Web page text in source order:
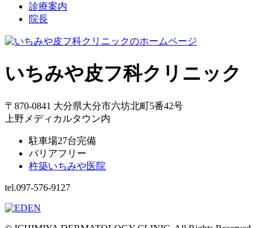
診療案内
院長
いちみや皮フ科クリニック
〒870-0841 大分県大分市六坊北町5番42号
上野メディカルタウン内
駐車場27台完備
バリアフリー
杵築いちみや医院
tel.097-576-9127